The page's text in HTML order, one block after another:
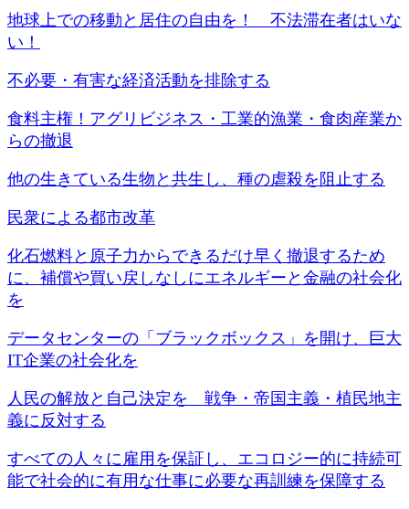
地球上での移動と居住の自由を！ 不法滞在者はいな
い！
不必要・有害な経済活動を排除する
食料主権！アグリビジネス・工業的漁業・食肉産業か
らの撤退
他の生きている生物と共生し、種の虐殺を阻止する
民衆による都市改革
化石燃料と原子力からできるだけ早く撤退するため
に、補償や買い戻しなしにエネルギーと金融の社会化
を
データセンターの「ブラックボックス」を開け、巨大
IT企業の社会化を
人民の解放と自己決定を 戦争・帝国主義・植民地主
義に反対する
すべての人々に雇用を保証し、エコロジー的に持続可
能で社会的に有用な仕事に必要な再訓練を保障する